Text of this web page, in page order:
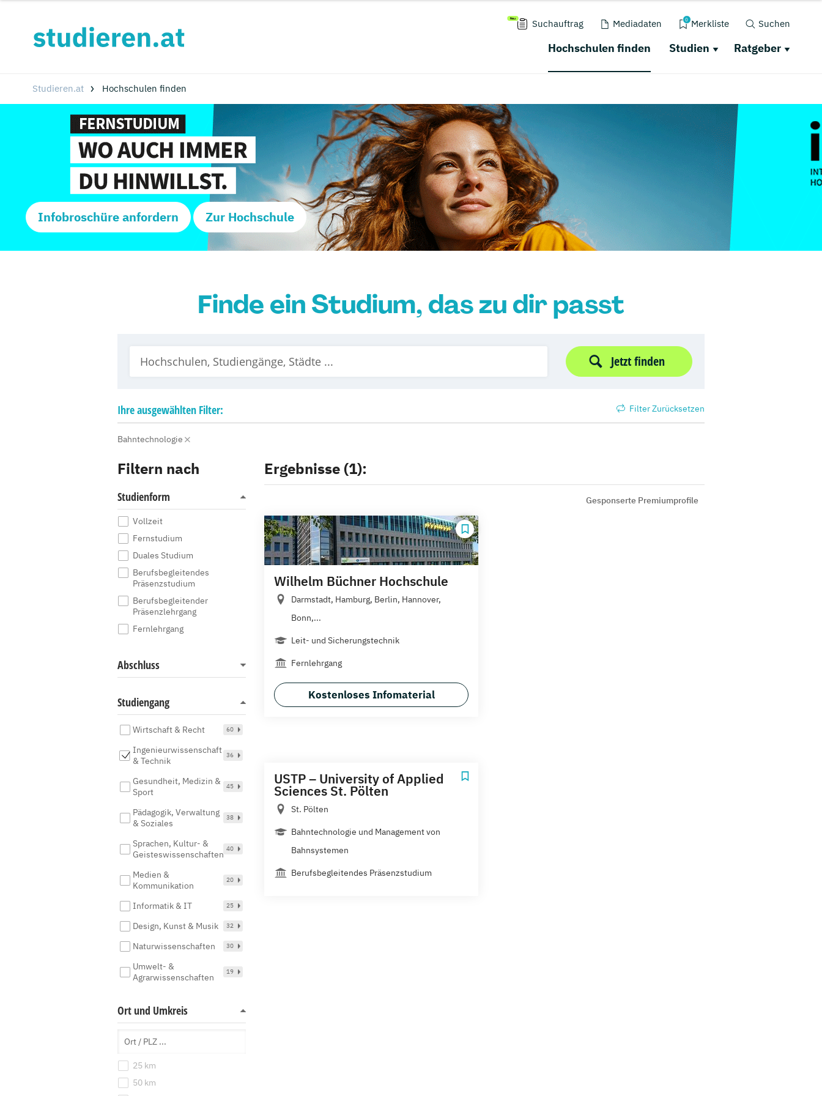
Suchauftrag Mediadaten 0 Merkliste Suchen
Hochschulen finden Studien Ratgeber
Studieren.at Hochschulen finden
Infobroschüre anfordern Zur Hochschule
Finde ein Studium, das zu dir passt
Jetzt finden
Ihreausgewählten Filter: Filter Zurücksetzen
Bahntechnologie
Filtern nach
Studienform
Vollzeit
Fernstudium
Duales Studium
Berufsbegleitendes
Präsenzstudium
Berufsbegleitender
Präsenzlehrgang
Fernlehrgang
Abschluss
Studiengang
Wirtschaft & Recht 60
Ingenieurwissenschaft
& Technik
36
Gesundheit, Medizin &
Sport
45
Pädagogik, Verwaltung
& Soziales
38
Sprachen, Kultur- &
Geisteswissenschaften
40
Medien &
Kommunikation
20
Informatik & IT 25
Design, Kunst & Musik 32
Naturwissenschaften 30
Umwelt- &
Agrarwissenschaften
19
Ort und Umkreis
25 km
50 km
Ergebnisse (1):
Gesponserte Premiumprofile
Wilhelm Büchner Hochschule
Darmstadt, Hamburg, Berlin, Hannover,
Bonn,...
Leit- und Sicherungstechnik
Fernlehrgang
Kostenloses Infomaterial
USTP – University of Applied
Sciences St. Pölten
St. Pölten
Bahntechnologie und Management von
Bahnsystemen
Berufsbegleitendes Präsenzstudium